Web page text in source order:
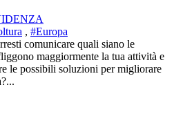
, #Europa
comunicare quali siano le
maggiormente la tua attività e
le possibili soluzioni per migliorare